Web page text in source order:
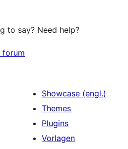
to say? Need help?
forum
Showcase (engl.)
Themes
Plugins
Vorlagen